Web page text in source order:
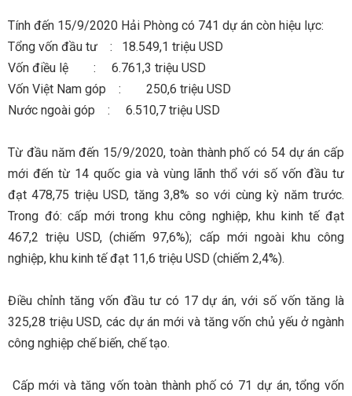
Tính đến 15/9/2020 Hải Phòng có 741 dự án còn hiệu lực:
Tổng vốn đầu tư : 18.549,1 triệu USD
Vốn điều lệ : 6.761,3 triệu USD
Vốn Việt Nam góp : 250,6 triệu USD
Nước ngoài góp : 6.510,7 triệu USD
Từ đầu năm đến 15/9/2020, toàn thành phố có 54 dự án cấp
mới đến từ 14 quốc gia và vùng lãnh thổ với số vốn đầu tư
đạt 478,75 triệu USD, tăng 3,8% so với cùng kỳ năm trước.
Trong đó: cấp mới trong khu công nghiệp, khu kinh tế đạt
467,2 triệu USD, (chiếm 97,6%); cấp mới ngoài khu công
nghiệp, khu kinh tế đạt 11,6 triệu USD (chiếm 2,4%).
Điều chỉnh tăng vốn đầu tư có 17 dự án, với số vốn tăng là
325,28 triệu USD, các dự án mới và tăng vốn chủ yếu ở ngành
công nghiệp chế biến, chế tạo.
Cấp mới và tăng vốn toàn thành phố có 71 dự án, tổng vốn